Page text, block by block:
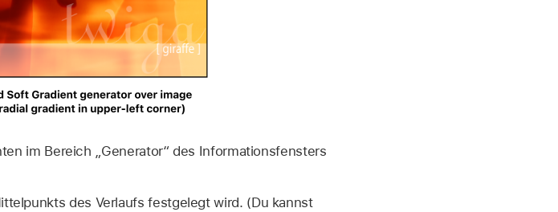
im Bereich „Generator“ des Informationsfensters
des Verlaufs festgelegt wird. (Du kannst